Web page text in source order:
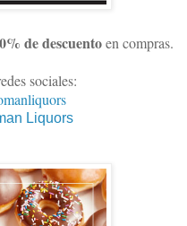
de descuentoen compras.
sociales:
Liquors